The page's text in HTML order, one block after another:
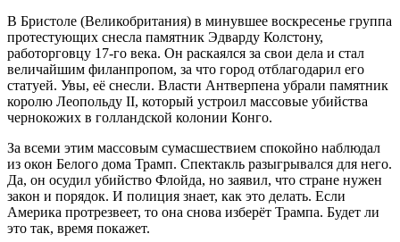
В Бристоле (Великобритания) в минувшее воскресенье группа
протестующих снесла памятник Эдварду Колстону,
работорговцу 17-го века. Он раскаялся за свои дела и стал
величайшим филанпропом, за что город отблагодарил его
статуей. Увы, её снесли. Власти Антверпена убрали памятник
королю Леопольду II, который устроил массовые убийства
чернокожих в голландской колонии Конго.
За всеми этим массовым сумасшествием спокойно наблюдал
из окон Белого дома Трамп. Спектакль разыгрывался для него.
Да, он осудил убийство Флойда, но заявил, что стране нужен
закон и порядок. И полиция знает, как это делать. Если
Америка протрезвеет, то она снова изберёт Трампа. Будет ли
это так, время покажет.